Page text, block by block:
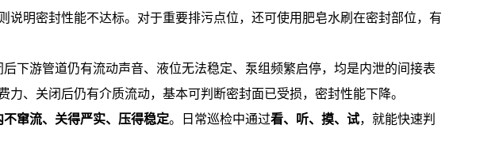
说明密封性能不达标。对于重要排污点位，还可使用肥皂水刷在密封部位，有
下游管道仍有流动声音、液位无法稳定、泵组频繁启停，均是内泄的间接表
、关闭后仍有介质流动，基本可判断密封面已受损，密封性能下降。
不窜流、关得严实、压得稳定。日常巡检中通过看、听、摸、试，就能快速判